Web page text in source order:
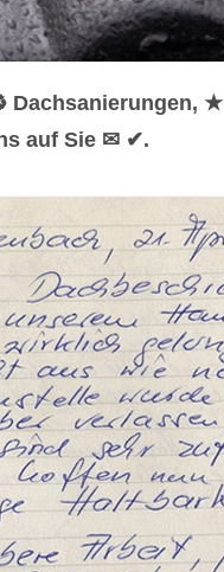
Dachsanierungen, ★
auf Sie ✉ ✔.